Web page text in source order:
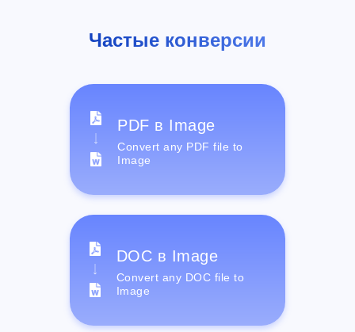
Частые конверсии
PDF в Image
Convert any PDF file to
Image
DOC в Image
Convert any DOC file to
Image